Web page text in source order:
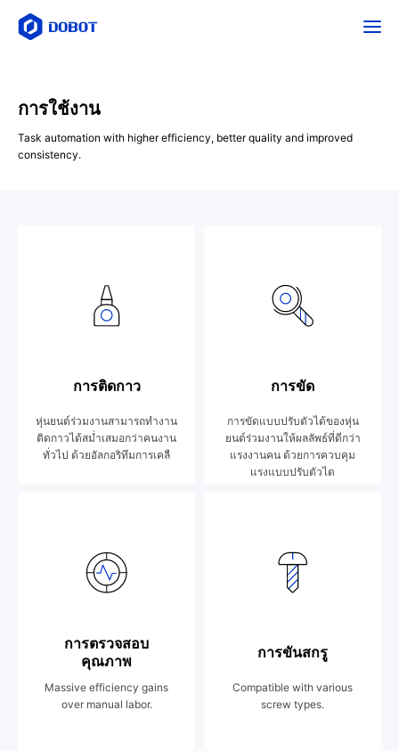
การใช้งาน
Task automation with higher efficiency, better quality and improved
consistency.
การติดกาว
หุ่นยนต์ร่วมงานสามารถทำงาน
ติดกาวได้สม่ำเสมอกว่าคนงาน
ทั่วไป ด้วยอัลกอริทึมการเคลื
การขัด
การขัดแบบปรับตัวได้ของหุ่น
ยนต์ร่วมงานให้ผลลัพธ์ที่ดีกว่า
แรงงานคน ด้วยการควบคุม
แรงแบบปรับตัวได
การตรวจสอบ
คุณภาพ
Massive efficiency gains
over manual labor.
การขันสกรู
Compatible with various
screw types.